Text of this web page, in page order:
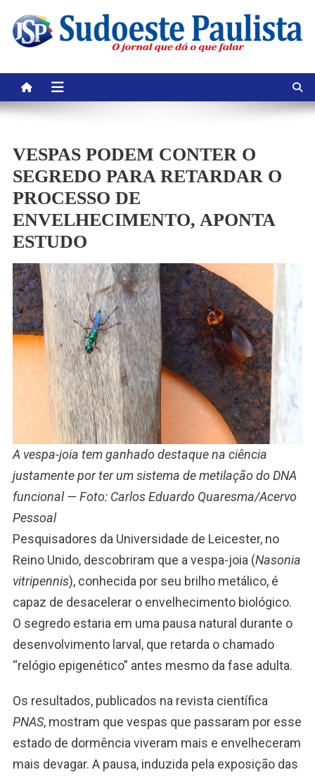
content
VESPAS PODEM CONTER O
SEGREDO PARA RETARDAR O
PROCESSO DE
ENVELHECIMENTO, APONTA
ESTUDO
A vespa-joia tem ganhado destaque na ciência
justamente por ter um sistema de metilação do DNA
funcional — Foto: Carlos Eduardo Quaresma/Acervo
Pessoal
Pesquisadores da Universidade de Leicester, no
Reino Unido, descobriram que a vespa-joia (Nasonia
vitripennis), conhecida por seu brilho metálico, é
capaz de desacelerar o envelhecimento biológico.
O segredo estaria em uma pausa natural durante o
desenvolvimento larval, que retarda o chamado
“relógio epigenético” antes mesmo da fase adulta.
Os resultados, publicados na revista científica
PNAS, mostram que vespas que passaram por esse
estado de dormência viveram mais e envelheceram
mais devagar. A pausa, induzida pela exposição das